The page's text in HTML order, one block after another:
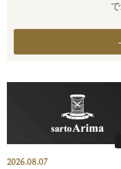
2026.08.07